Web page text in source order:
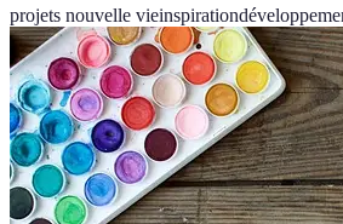
projets nouvelle vieinspiration